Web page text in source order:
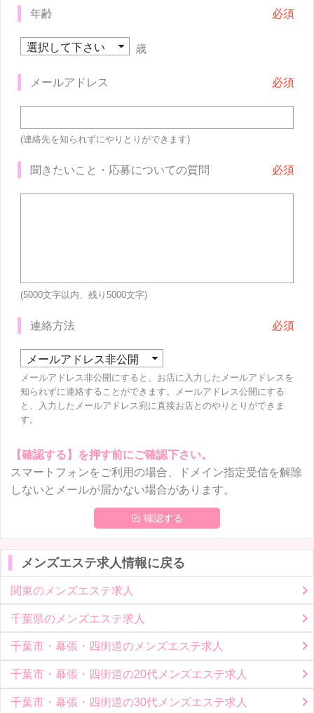
年齢
歳
メールアドレス
(連絡先を知られずにやりとりができます)
聞きたいこと・応募についての質問
(5000文字以内、残り 5000文字)
連絡方法
メールアドレス非公開にすると、お店に入力したメールアドレスを
知られずに連絡することができます。メールアドレス公開にする
と、入力したメールアドレス宛に直接お店とのやりとりができま
す。
【確認する】を押す前にご確認下さい。
スマートフォンをご利用の場合、ドメイン指定受信を解除
しないとメールが届かない場合があります。
 確認する
メンズエステ求人情報に戻る
関東のメンズエステ求人
千葉県のメンズエステ求人
千葉市・幕張・四街道のメンズエステ求人
千葉市・幕張・四街道の20代メンズエステ求人
千葉市・幕張・四街道の30代メンズエステ求人